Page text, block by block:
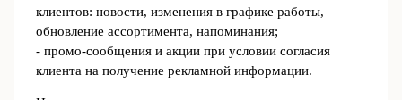
клиентов: новости, изменения в графике работы,
обновление ассортимента, напоминания;
- промо‑сообщения и акции при условии согласия
клиента на получение рекламной информации.